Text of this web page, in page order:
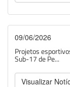
09/06/2026
Projetos
Sub-17 de Pe...
Visualizar